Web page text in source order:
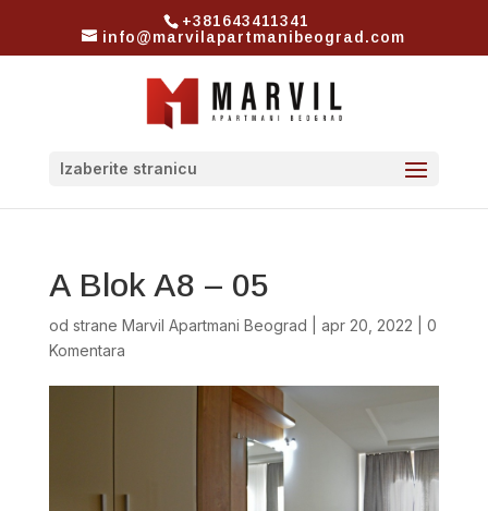
+381643411341
info@marvilapartmanibeograd.com
Izaberite stranicu
A Blok A8 – 05
od strane Marvil Apartmani Beograd apr 20, 2022
0
Komentara